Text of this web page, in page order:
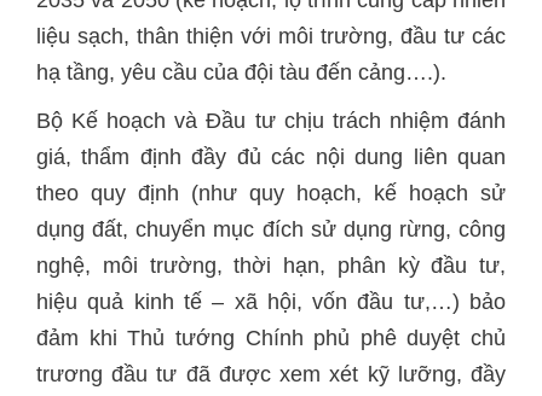
liệu sạch, thân thiện với môi trường, đầu tư các
hạ tầng, yêu cầu của đội tàu đến cảng….).
Bộ Kế hoạch và Đầu tư chịu trách nhiệm đánh
giá, thẩm định đầy đủ các nội dung liên quan
theo quy định (như quy hoạch, kế hoạch sử
dụng đất, chuyển mục đích sử dụng rừng, công
nghệ, môi trường, thời hạn, phân kỳ đầu tư,
hiệu quả kinh tế – xã hội, vốn đầu tư,…) bảo
đảm khi Thủ tướng Chính phủ phê duyệt chủ
trương đầu tư đã được xem xét kỹ lưỡng, đầy